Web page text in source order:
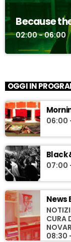
Because
02:00 - 06:00
OGGI IN
06:00
Black
07:00
News
CURA
08:30